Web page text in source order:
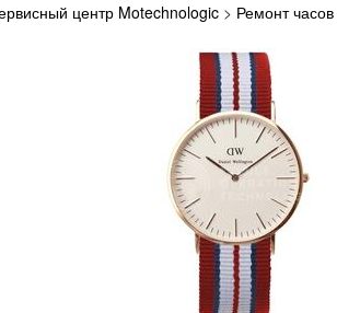
центр Motechnologic > Ремонт часов